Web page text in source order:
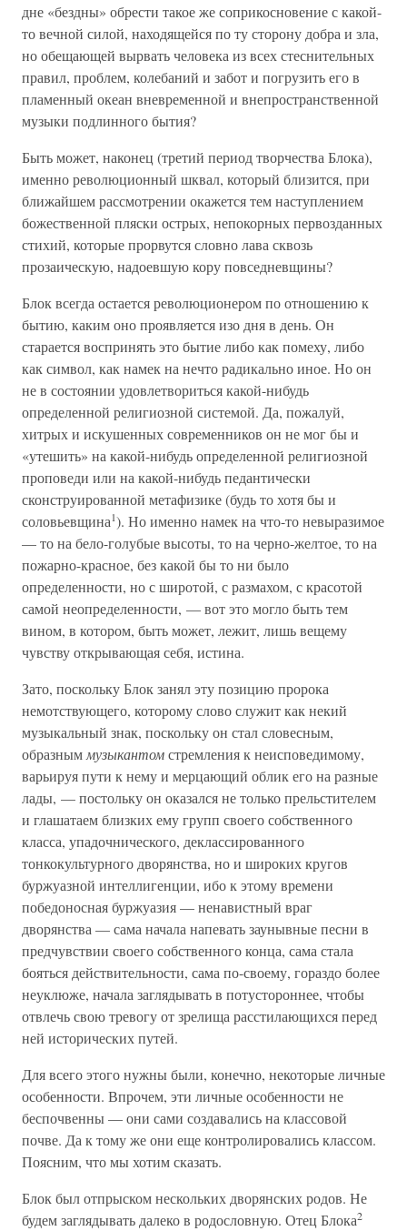
дне «бездны» обрести такое же соприкосновение с какой-
то вечной силой, находящейся по ту сторону добра и зла,
но обещающей вырвать человека из всех стеснительных
правил, проблем, колебаний и забот и погрузить его в
пламенный океан вневременной и внепространственной
музыки подлинного бытия?
Быть может, наконец (третий период творчества Блока),
именно революционный шквал, который близится, при
ближайшем рассмотрении окажется тем наступлением
божественной пляски острых, непокорных первозданных
стихий, которые прорвутся словно лава сквозь
прозаическую, надоевшую кору повседневщины?
Блок всегда остается революционером по отношению к
бытию, каким оно проявляется изо дня в день. Он
старается воспринять это бытие либо как помеху, либо
как символ, как намек на нечто радикально иное. Но он
не в состоянии удовлетвориться какой-нибудь
определенной религиозной системой. Да, пожалуй,
хитрых и искушенных современников он не мог бы и
«утешить» на какой-нибудь определенной религиозной
проповеди или на какой-нибудь педантически
сконструированной метафизике (будь то хотя бы и
соловьевщина1). Но именно намек на что-то невыразимое
— то на бело-голубые высоты, то на черно-желтое, то на
пожарно-красное, без какой бы то ни было
определенности, но с широтой, с размахом, с красотой
самой неопределенности, — вот это могло быть тем
вином, в котором, быть может, лежит, лишь вещему
чувству открывающая себя, истина.
Зато, поскольку Блок занял эту позицию пророка
немотствующего, которому слово служит как некий
музыкальный знак, поскольку он стал словесным,
образным музыкантомстремления к неисповедимому,
варьируя пути к нему и мерцающий облик его на разные
лады, — постольку он оказался не только прельстителем
и глашатаем близких ему групп своего собственного
класса, упадочнического, деклассированного
тонкокультурного дворянства, но и широких кругов
буржуазной интеллигенции, ибо к этому времени
победоносная буржуазия — ненавистный враг
дворянства — сама начала напевать заунывные песни в
предчувствии своего собственного конца, сама стала
бояться действительности, сама по-своему, гораздо более
неуклюже, начала заглядывать в потустороннее, чтобы
отвлечь свою тревогу от зрелища расстилающихся перед
ней исторических путей.
Для всего этого нужны были, конечно, некоторые личные
особенности. Впрочем, эти личные особенности не
беспочвенны — они сами создавались на классовой
почве. Да к тому же они еще контролировались классом.
Поясним, что мы хотим сказать.
Блок был отпрыском нескольких дворянских родов. Не
будем заглядывать далеко в родословную. Отец Блока2